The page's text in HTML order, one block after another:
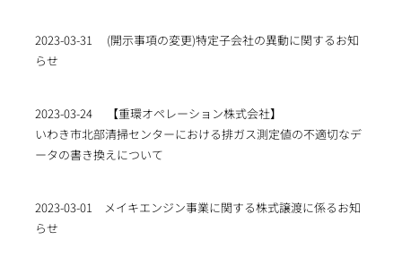
2023-03-31
(開示事項の変更)特定子会社の異動に関するお知
らせ
2023-03-24
【重環オペレーション株式会社】
いわき市北部清掃センターにおける排ガス測定値の不適切なデ
ータの書き換えについて
2023-03-01
メイキエンジン事業に関する株式譲渡に係るお知
らせ